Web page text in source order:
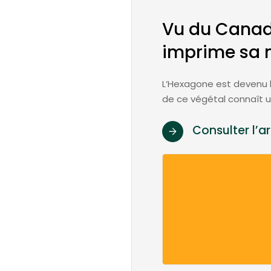
Vu du
imprime sa
L’Hexagone est
de ce végétal connaît
Consulter